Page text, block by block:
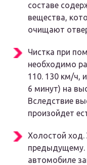
составе
вещества,
очищают
Чистка при
необходимо
110. 130 км/ч,
6 минут) на
Вследствие
произойдет
Холостой ход.
автомобиле